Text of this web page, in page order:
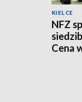
KIELCE
NFZ
Cena